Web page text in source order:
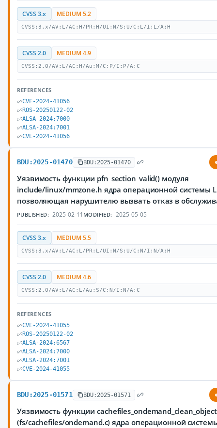
CVSS 3.x MEDIUM 5.2
CVSS:3.x/AV:L/AC:H/PR:H/UI:N/S:U/C:L/I:L/A:H
CVSS 2.0 MEDIUM 4.9
CVSS:2.0/AV:L/AC:H/Au:M/C:P/I:P/A:C
REFERENCES
CVE-2024-41056
ROS-20250122-02
ALSA-2024:7000
ALSA-2024:7001
CVE-2024-41056
BDU:2025-01470 BDU:2025-01470
Уязвимость функции pfn_section_valid() модуля
include/linux/mmzone.h ядра операционной системы
позволяющая нарушителю вызвать отказ в
PUBLISHED: 2025-02-11 MODIFIED: 2025-05-05
CVSS 3.x MEDIUM 5.5
CVSS:3.x/AV:L/AC:L/PR:L/UI:N/S:U/C:N/I:N/A:H
CVSS 2.0 MEDIUM 4.6
CVSS:2.0/AV:L/AC:L/Au:S/C:N/I:N/A:C
REFERENCES
CVE-2024-41055
ROS-20250122-02
ALSA-2024:6567
ALSA-2024:7000
ALSA-2024:7001
CVE-2024-41055
BDU:2025-01571 BDU:2025-01571
Уязвимость функции
(fs/cachefiles/ondemand.c) ядра операционной